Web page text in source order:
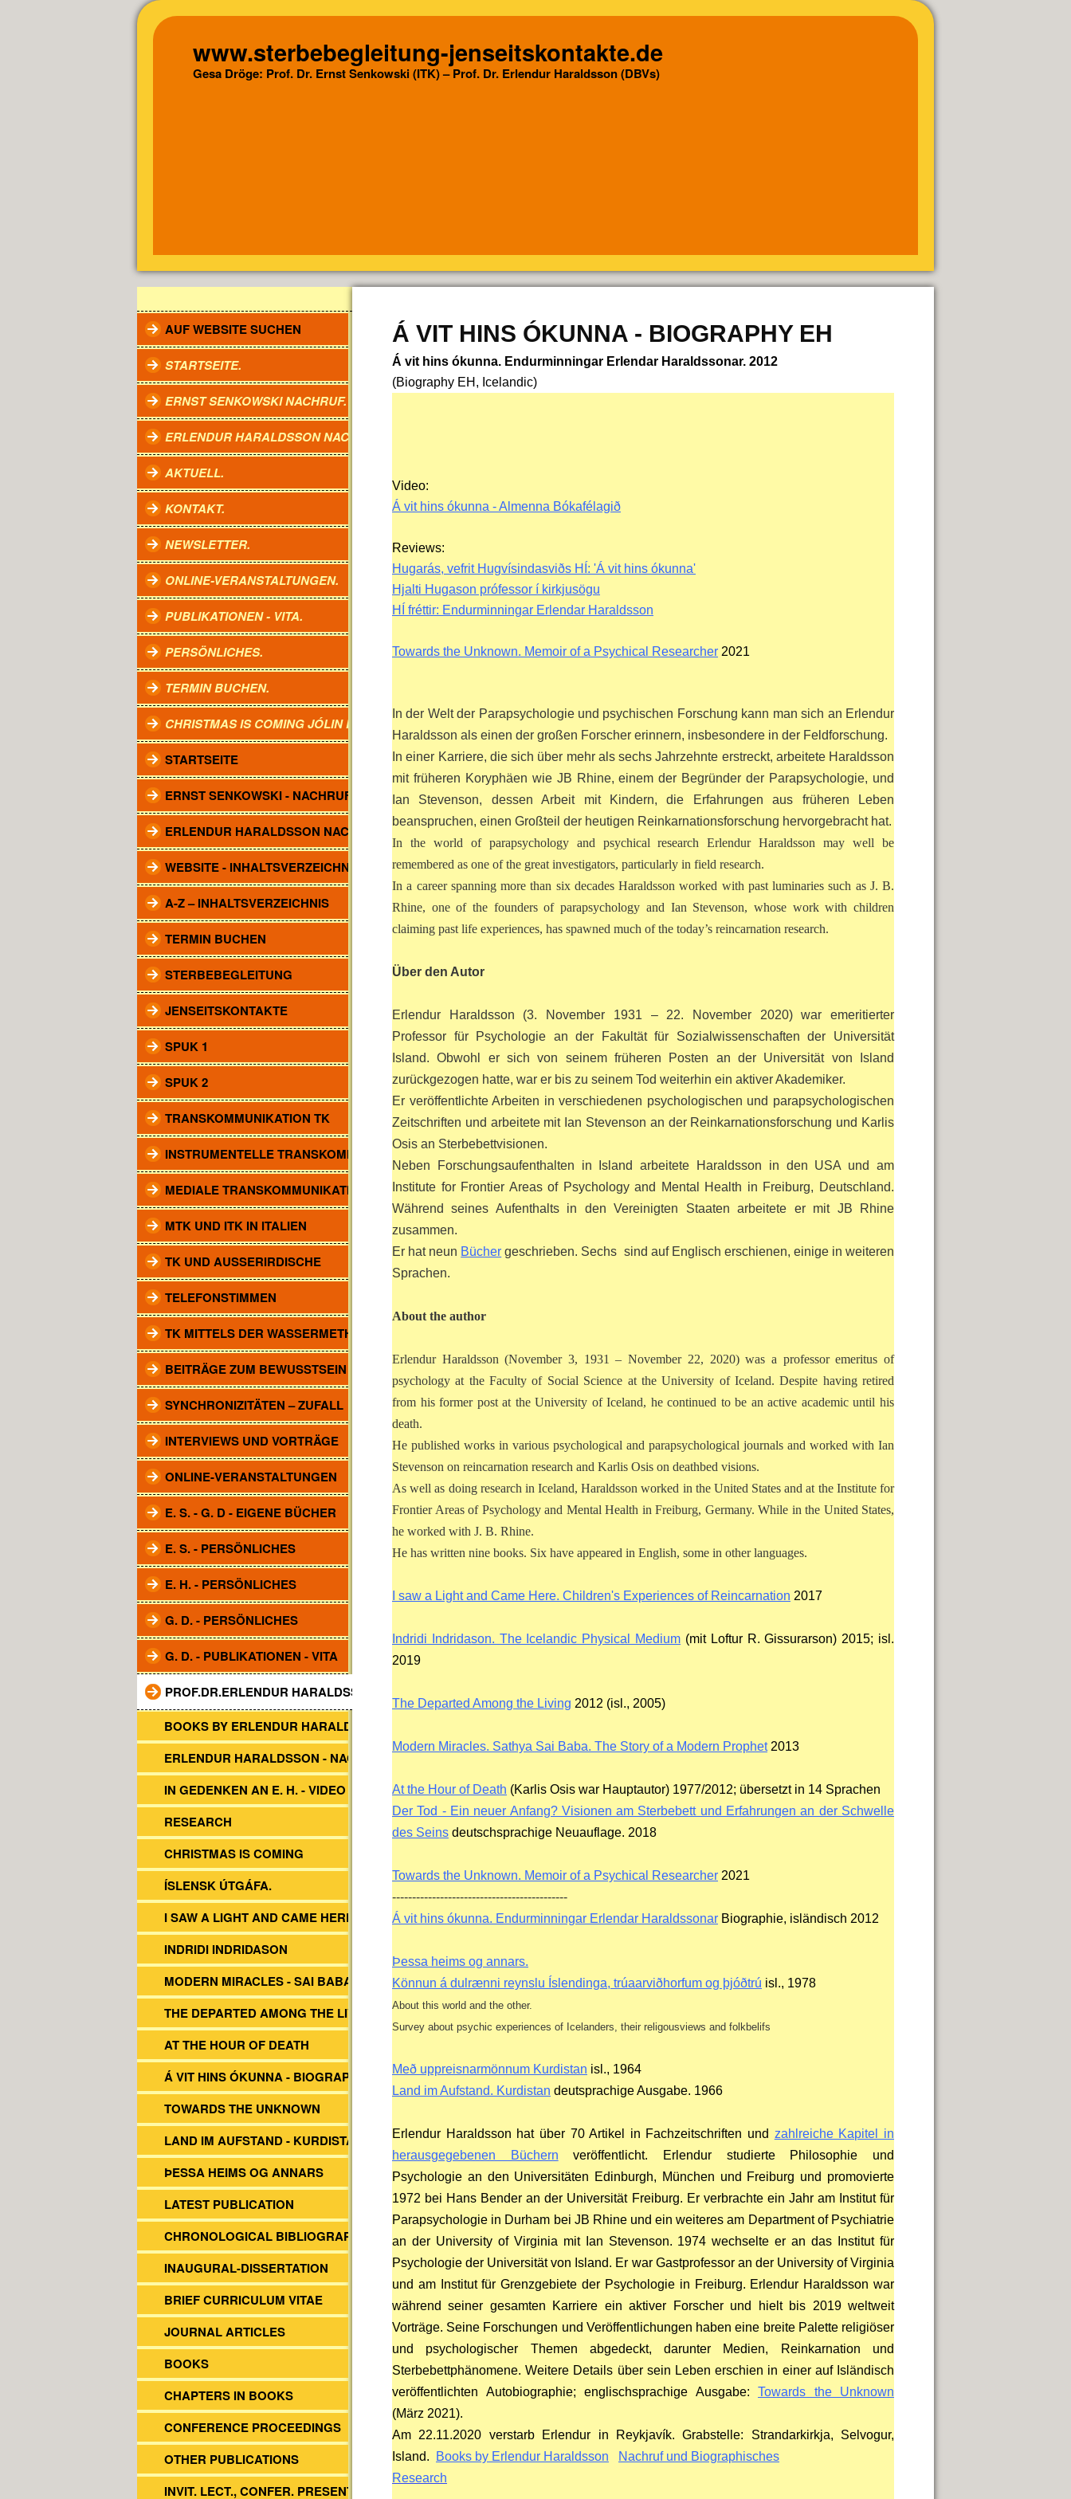
www.sterbebegleitung-jenseitskontakte.de
Gesa Dröge: Prof. Dr. Ernst Senkowski (ITK) – Prof. Dr. Erlendur Haraldsson (DBVs)
AUF WEBSITE SUCHEN
STARTSEITE.
ERNST SENKOWSKI NACHRUF.
ERLENDUR HARALDSSON NACHRUF.
AKTUELL.
KONTAKT.
NEWSLETTER.
ONLINE-VERANSTALTUNGEN.
PUBLIKATIONEN - VITA.
PERSÖNLICHES.
TERMIN BUCHEN.
CHRISTMAS IS COMING JÓLIN KOMA.
STARTSEITE
ERNST SENKOWSKI - NACHRUF
ERLENDUR HARALDSSON NACHRUF
WEBSITE - INHALTSVERZEICHNIS
A-Z – INHALTSVERZEICHNIS
TERMIN BUCHEN
STERBEBEGLEITUNG
JENSEITSKONTAKTE
SPUK 1
SPUK 2
TRANSKOMMUNIKATION TK
INSTRUMENTELLE TRANSKOMM.
MEDIALE TRANSKOMMUNIKATION
MTK UND ITK IN ITALIEN
TK UND AUSSERIRDISCHE
TELEFONSTIMMEN
TK MITTELS DER WASSERMETHODE
BEITRÄGE ZUM BEWUSSTSEIN
SYNCHRONIZITÄTEN – ZUFALL
INTERVIEWS UND VORTRÄGE
ONLINE-VERANSTALTUNGEN
E. S. - G. D - EIGENE BÜCHER
E. S. - PERSÖNLICHES
E. H. - PERSÖNLICHES
G. D. - PERSÖNLICHES
G. D. - PUBLIKATIONEN - VITA
PROF.DR.ERLENDUR HARALDSSON
BOOKS BY ERLENDUR HARALDSSON
ERLENDUR HARALDSSON - NACHRUF
IN GEDENKEN AN E. H. - VIDEO
RESEARCH
CHRISTMAS IS COMING
ÍSLENSK ÚTGÁFA.
I SAW A LIGHT AND CAME HERE
INDRIDI INDRIDASON
MODERN MIRACLES - SAI BABA
THE DEPARTED AMONG THE LIVING
AT THE HOUR OF DEATH
Á VIT HINS ÓKUNNA - BIOGRAPHY EH
TOWARDS THE UNKNOWN
LAND IM AUFSTAND - KURDISTAN
ÞESSA HEIMS OG ANNARS
LATEST PUBLICATION
CHRONOLOGICAL BIBLIOGRAPHY
INAUGURAL-DISSERTATION
BRIEF CURRICULUM VITAE
JOURNAL ARTICLES
BOOKS
CHAPTERS IN BOOKS
CONFERENCE PROCEEDINGS
OTHER PUBLICATIONS
INVIT. LECT., CONFER. PRESENT.
Á VIT HINS ÓKUNNA - BIOGRAPHY EH
Á vit hins ókunna. Endurminningar Erlendar Haraldssonar. 2012
(Biography EH, Icelandic)
Video:
Á vit hins ókunna - Almenna Bókafélagið
Reviews:
Hugarás, vefrit Hugvísindasviðs HÍ: 'Á vit hins ókunna'
Hjalti Hugason prófessor í kirkjusögu
HÍ fréttir: Endurminningar Erlendar Haraldsson
Towards the Unknown. Memoir of a Psychical Researcher 2021
In der Welt der Parapsychologie und psychischen Forschung kann man sich an Erlendur
Haraldsson als einen der großen Forscher erinnern, insbesondere in der Feldforschung.
In einer Karriere, die sich über mehr als sechs Jahrzehnte erstreckt, arbeitete Haraldsson
mit früheren Koryphäen wie JB Rhine, einem der Begründer der Parapsychologie, und
Ian Stevenson, dessen Arbeit mit Kindern, die Erfahrungen aus früheren Leben
beanspruchen, einen Großteil der heutigen Reinkarnationsforschung hervorgebracht hat.
In the world of parapsychology and psychical research Erlendur Haraldsson may well be
remembered as one of the great investigators, particularly in field research.
In a career spanning more than six decades Haraldsson worked with past luminaries such as J. B.
Rhine, one of the founders of parapsychology and Ian Stevenson, whose work with children
claiming past life experiences, has spawned much of the today’s reincarnation research.
Über den Autor
Erlendur Haraldsson (3. November 1931 – 22. November 2020) war emeritierter
Professor für Psychologie an der Fakultät für Sozialwissenschaften der Universität
Island. Obwohl er sich von seinem früheren Posten an der Universität von Island
zurückgezogen hatte, war er bis zu seinem Tod weiterhin ein aktiver Akademiker.
Er veröffentlichte Arbeiten in verschiedenen psychologischen und parapsychologischen
Zeitschriften und arbeitete mit Ian Stevenson an der Reinkarnationsforschung und Karlis
Osis an Sterbebettvisionen.
Neben Forschungsaufenthalten in Island arbeitete Haraldsson in den USA und am
Institute for Frontier Areas of Psychology and Mental Health in Freiburg, Deutschland.
Während seines Aufenthalts in den Vereinigten Staaten arbeitete er mit JB Rhine
zusammen.
Er hat neun Bücher geschrieben. Sechs sind auf Englisch erschienen, einige in weiteren
Sprachen.
About the author
Erlendur Haraldsson (November 3, 1931 – November 22, 2020) was a professor emeritus of
psychology at the Faculty of Social Science at the University of Iceland.Despite having retired
from his former post at the University of Iceland, he continued to be an active academic until his
death.
He published works in various psychological and parapsychological journals and worked with Ian
Stevenson on reincarnation research and Karlis Osis on deathbed visions.
As well as doing research in Iceland, Haraldsson worked in the United States and at the Institute for
Frontier Areas of Psychology and Mental Health in Freiburg, Germany. While in the United States,
he worked with J. B. Rhine.
He has written nine books. Six have appeared in English, some in other languages.
I saw a Light and Came Here. Children's Experiences of Reincarnation 2017
Indridi Indridason. The Icelandic Physical Medium (mit Loftur R. Gissurarson) 2015; isl.
2019
The Departed Among the Living 2012 (isl., 2005)
Modern Miracles. Sathya Sai Baba. The Story of a Modern Prophet2013
At the Hour of Death (Karlis Osis war Hauptautor) 1977/2012; übersetzt in 14 Sprachen
Der Tod - Ein neuer Anfang? Visionen am Sterbebett und Erfahrungen an der Schwelle
des Seins deutschsprachige Neuauflage. 2018
Towards the Unknown. Memoir of a Psychical Researcher 2021
--------------------------------------------
Á vit hins ókunna. Endurminningar Erlendar Haraldssonar Biographie, isländisch 2012
Þessa heims og annars.
Könnun á dulrænni reynslu Íslendinga, trúaarviðhorfum og þjóðtrú isl., 1978
About this world and the other.
Survey about psychic experiences of Icelanders, their religousviews and folkbelifs
Með uppreisnarmönnum Kurdistan isl., 1964
Land im Aufstand. Kurdistan deutsprachige Ausgabe. 1966
Erlendur Haraldsson hat über 70 Artikel in Fachzeitschriften und zahlreiche Kapitel in
herausgegebenen Büchern veröffentlicht. Erlendur studierte Philosophie und
Psychologie an den Universitäten Edinburgh, München und Freiburg und promovierte
1972 bei Hans Bender an der Universität Freiburg. Er verbrachte ein Jahr am Institut für
Parapsychologie in Durham bei JB Rhine und ein weiteres am Department of Psychiatrie
an der University of Virginia mit Ian Stevenson. 1974 wechselte er an das Institut für
Psychologie der Universität von Island. Er war Gastprofessor an der University of Virginia
und am Institut für Grenzgebiete der Psychologie in Freiburg. Erlendur Haraldsson war
während seiner gesamten Karriere ein aktiver Forscher und hielt bis 2019 weltweit
Vorträge. Seine Forschungen und Veröffentlichungen haben eine breite Palette religiöser
und psychologischer Themen abgedeckt, darunter Medien, Reinkarnation und
Sterbebettphänomene.Weitere Details über sein Leben erschien in einer auf Isländisch
veröffentlichten Autobiographie; englischsprachige Ausgabe:
Towards the Unknown
(März 2021).
Am 22.11.2020 verstarb Erlendur in
Reykjavík.Grabstelle: Strandarkirkja, Selvogur,
Island.
Books by Erlendur Haraldsson
Nachruf und Biographisches
Research